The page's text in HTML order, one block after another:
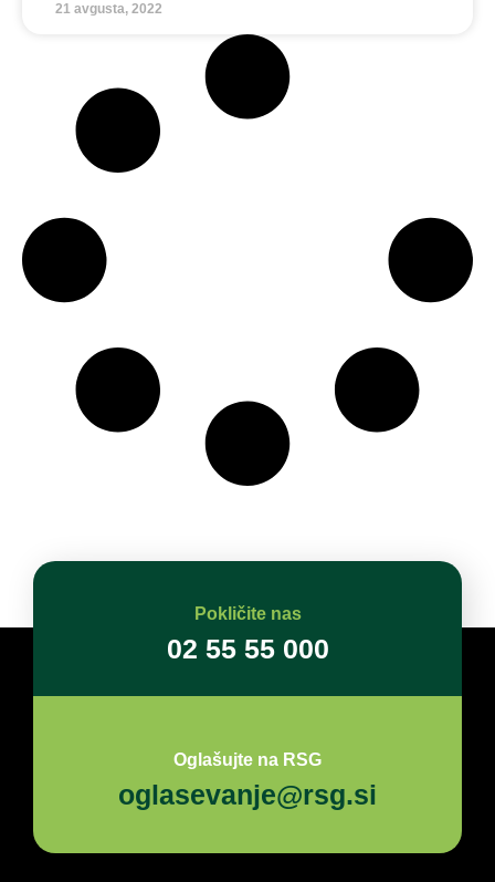
21 avgusta, 2022
Pokličite nas
02 55 55 000
Oglašujte na RSG
oglasevanje@rsg.si